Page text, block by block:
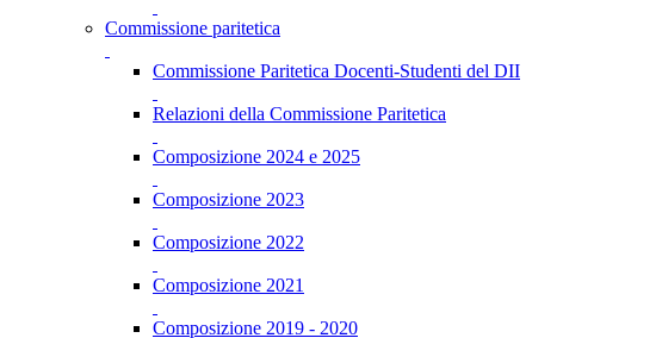
Commissione paritetica
Commissione Paritetica Docenti-Studenti del DII
Relazioni della Commissione Paritetica
Composizione 2024 e 2025
Composizione 2023
Composizione 2022
Composizione 2021
Composizione 2019 - 2020